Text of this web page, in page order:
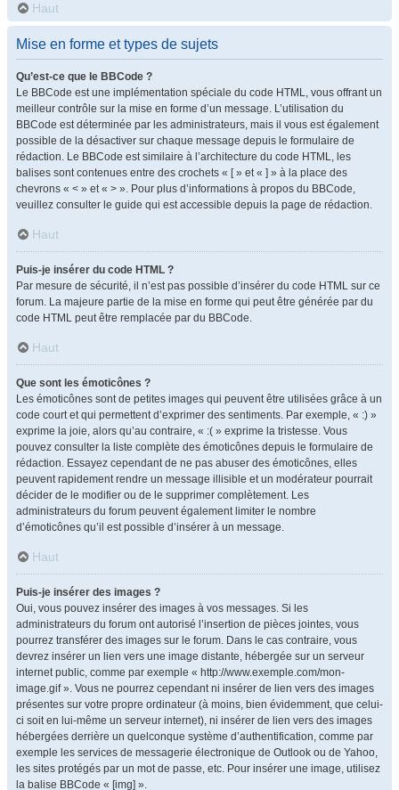
Haut
Mise en forme et types de sujets
Qu’est-ce que le BBCode ?
Le BBCode est une implémentation spéciale du code HTML, vous offrant un
meilleur contrôle sur la mise en forme d’un message. L’utilisation du
BBCode est déterminée par les administrateurs, mais il vous est également
possible de la désactiver sur chaque message depuis le formulaire de
rédaction. Le BBCode est similaire à l’architecture du code HTML, les
balises sont contenues entre des crochets « [ » et « ] » à la place des
chevrons « < » et « > ». Pour plus d’informations à propos du BBCode,
veuillez consulter le guide qui est accessible depuis la page de rédaction.
Haut
Puis-je insérer du code HTML ?
Par mesure de sécurité, il n’est pas possible d’insérer du code HTML sur ce
forum. La majeure partie de la mise en forme qui peut être générée par du
code HTML peut être remplacée par du BBCode.
Haut
Que sont les émoticônes ?
Les émoticônes sont de petites images qui peuvent être utilisées grâce à un
code court et qui permettent d’exprimer des sentiments. Par exemple, « :) »
exprime la joie, alors qu’au contraire, « :( » exprime la tristesse. Vous
pouvez consulter la liste complète des émoticônes depuis le formulaire de
rédaction. Essayez cependant de ne pas abuser des émoticônes, elles
peuvent rapidement rendre un message illisible et un modérateur pourrait
décider de le modifier ou de le supprimer complètement. Les
administrateurs du forum peuvent également limiter le nombre
d’émoticônes qu’il est possible d’insérer à un message.
Haut
Puis-je insérer des images ?
Oui, vous pouvez insérer des images à vos messages. Si les
administrateurs du forum ont autorisé l’insertion de pièces jointes, vous
pourrez transférer des images sur le forum. Dans le cas contraire, vous
devrez insérer un lien vers une image distante, hébergée sur un serveur
internet public, comme par exemple « http://www.exemple.com/mon-
image.gif ». Vous ne pourrez cependant ni insérer de lien vers des images
présentes sur votre propre ordinateur (à moins, bien évidemment, que celui-
ci soit en lui-même un serveur internet), ni insérer de lien vers des images
hébergées derrière un quelconque système d’authentification, comme par
exemple les services de messagerie électronique de Outlook ou de Yahoo,
les sites protégés par un mot de passe, etc. Pour insérer une image, utilisez
la balise BBCode « [img] ».